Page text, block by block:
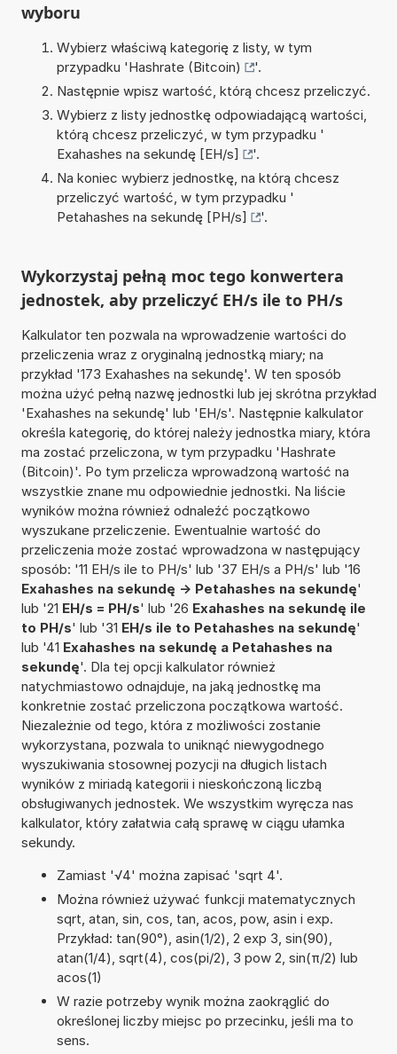
wyboru
Wybierz właściwą kategorię z listy, w tym
przypadku 'Hashrate (Bitcoin)
'.
Następnie wpisz wartość, którą chcesz przeliczyć.
Wybierz z listy jednostkę odpowiadającą wartości,
którą chcesz przeliczyć, w tym przypadku '
Exahashes na sekundę [EH/s]
'.
Na koniec wybierz jednostkę, na którą chcesz
przeliczyć wartość, w tym przypadku '
Petahashes na sekundę [PH/s]
'.
Wykorzystaj pełną moc tego konwertera
jednostek, aby przeliczyć EH/s ile to PH/s
Kalkulator ten pozwala na wprowadzenie wartości do
przeliczenia wraz z oryginalną jednostką miary; na
przykład '173 Exahashes na sekundę'. W ten sposób
można użyć pełną nazwę jednostki lub jej skrótna przykład
'Exahashes na sekundę' lub 'EH/s'. Następnie kalkulator
określa kategorię, do której należy jednostka miary, która
ma zostać przeliczona, w tym przypadku 'Hashrate
(Bitcoin)'. Po tym przelicza wprowadzoną wartość na
wszystkie znane mu odpowiednie jednostki. Na liście
wyników można również odnaleźć początkowo
wyszukane przeliczenie. Ewentualnie wartość do
przeliczenia może zostać wprowadzona w następujący
sposób: '11 EH/s ile to PH/s' lub '37 EH/s a PH/s' lub '16
Exahashes na sekundę -> Petahashes na sekundę'
lub '21 EH/s = PH/s' lub '26 Exahashes na sekundę ile
to PH/s' lub '31 EH/s ile to Petahashes na sekundę'
lub '41 Exahashes na sekundę a Petahashes na
sekundę'. Dla tej opcji kalkulator również
natychmiastowo odnajduje, na jaką jednostkę ma
konkretnie zostać przeliczona początkowa wartość.
Niezależnie od tego, która z możliwości zostanie
wykorzystana, pozwala to uniknąć niewygodnego
wyszukiwania stosownej pozycji na długich listach
wyników z miriadą kategorii i nieskończoną liczbą
obsługiwanych jednostek. We wszystkim wyręcza nas
kalkulator, który załatwia całą sprawę w ciągu ułamka
sekundy.
Zamiast '√4' można zapisać 'sqrt 4'.
Można również używać funkcji matematycznych
sqrt, atan, sin, cos, tan, acos, pow, asin i exp.
Przykład: tan(90°), asin(1/2), 2 exp 3, sin(90),
atan(1/4), sqrt(4), cos(pi/2), 3 pow 2, sin(π/2) lub
acos(1)
W razie potrzeby wynik można zaokrąglić do
określonej liczby miejsc po przecinku, jeśli ma to
sens.